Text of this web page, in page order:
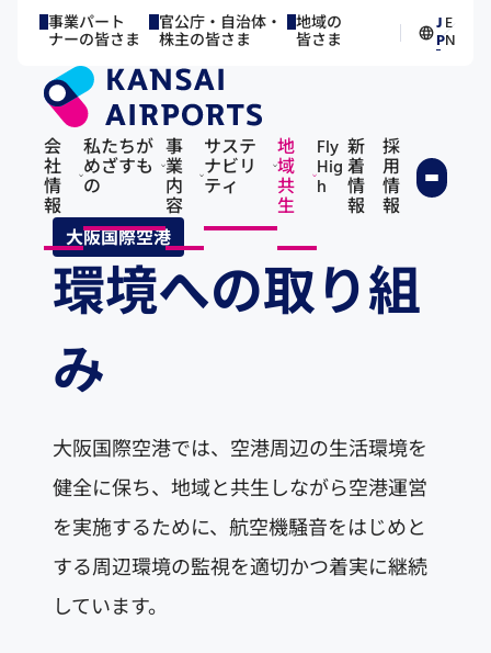
事業パート
ナーの皆さま
官公庁・自治体・
株主の皆さま
地域の
皆さま
J
P／
E
N
会
社
情
報
私たちが
めざすも
の
事
業
内
容
サステ
ナビリ
ティ
地
域
共
生
Fly
Hig
h
新
着
情
報
採
用
情
報
大阪国際空港
環境への取り組
み
大阪国際空港では、空港周辺の生活環境を
健全に保ち、地域と共生しながら空港運営
を実施するために、航空機騒音をはじめと
する周辺環境の監視を適切かつ着実に継続
しています。